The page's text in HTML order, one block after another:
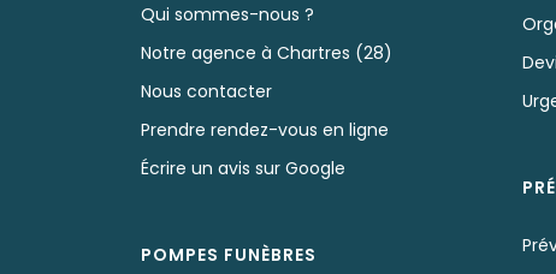
Qui sommes-nous ?
Notre agence à Chartres (28)
Nous contacter
Prendre rendez-vous en ligne
Écrire un avis sur Google
POMPES FUNÈBRES